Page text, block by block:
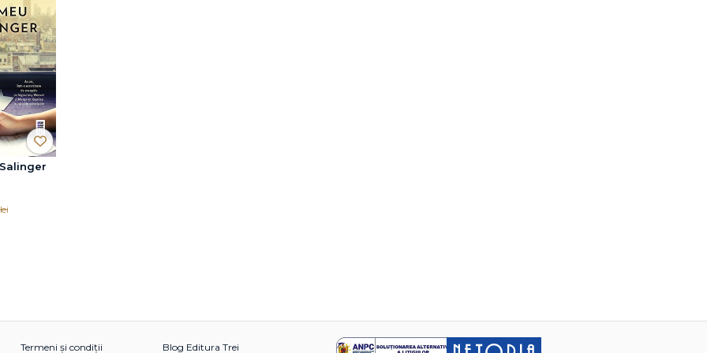
Termeni și condiții Blog Editura Trei